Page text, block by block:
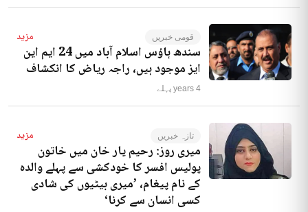
قومی خبریں مزید
سندھ ہاؤس اسلام آباد میں 24 ایم این
ایز موجود ہیں، راجہ ریاض کا انکشاف
4 years پہلے
تازہ خبریں مزید
میری روز: رحیم یار خان میں خاتون
پولیس افسر کا خودکشی سے پہلے والدہ
کے نام پیغام، ’میری بیٹیوں کی شادی
کسی انسان سے کرنا‘